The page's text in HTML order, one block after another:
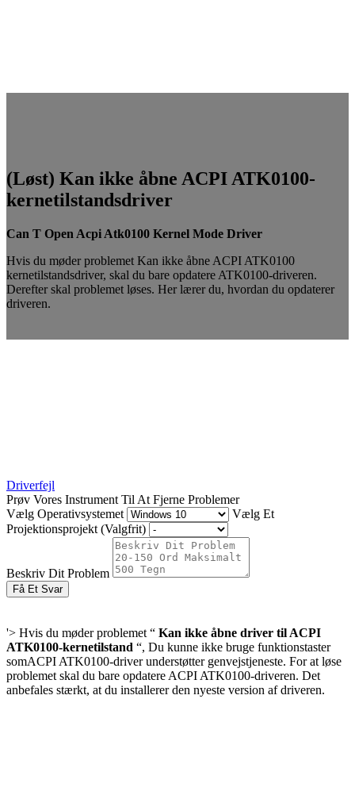
(Løst) Kan ikke åbne ACPI ATK0100-
kernetilstandsdriver
Can T Open Acpi Atk0100 Kernel Mode Driver
Hvis du møder problemet Kan ikke åbne ACPI ATK0100
kernetilstandsdriver, skal du bare opdatere ATK0100-driveren.
Derefter skal problemet løses. Her lærer du, hvordan du opdaterer
driveren.
Driverfejl
Prøv Vores Instrument Til At Fjerne Problemer
Vælg Operativsystemet
Vælg Et
Projektionsprojekt (Valgfrit)
Beskriv Dit Problem
Få Et Svar
'> Hvis du møder problemet “ Kan ikke åbne driver til ACPI
ATK0100-kernetilstand “, Du kunne ikke bruge funktionstaster
somACPI ATK0100-driver understøtter genvejstjeneste. For at løse
problemet skal du bare opdatere ACPI ATK0100-driveren. Det
anbefales stærkt, at du installerer den nyeste version af driveren.